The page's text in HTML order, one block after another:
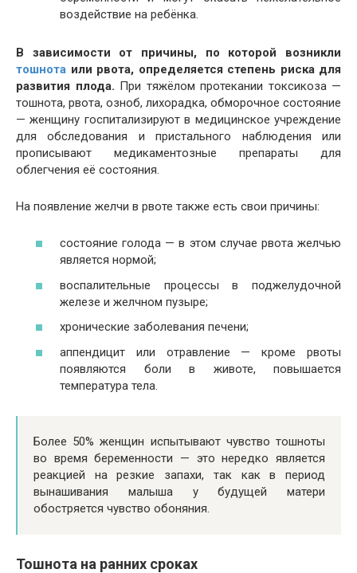
воздействие на ребёнка.
В зависимости от причины, по которой возникли
тошнота или рвота, определяется степень риска для
развития плода. При тяжёлом протекании токсикоза —
тошнота, рвота, озноб, лихорадка, обморочное состояние
— женщину госпитализируют в медицинское учреждение
для обследования и пристального наблюдения или
прописывают медикаментозные препараты для
облегчения её состояния.
На появление желчи в рвоте также есть свои причины:
состояние голода — в этом случае рвота желчью
является нормой;
воспалительные процессы в поджелудочной
железе и желчном пузыре;
хронические заболевания печени;
аппендицит или отравление — кроме рвоты
появляются боли в животе, повышается
температура тела.
Более 50% женщин испытывают чувство тошноты
во время беременности — это нередко является
реакцией на резкие запахи, так как в период
вынашивания малыша у будущей матери
обостряется чувство обоняния.
Тошнота на ранних сроках